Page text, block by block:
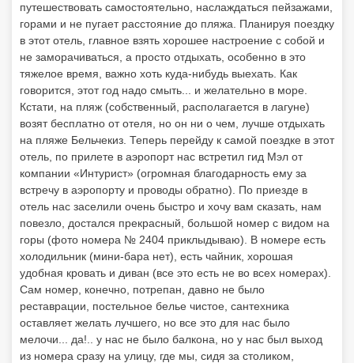
путешествовать самостоятельно, наслаждаться пейзажами,
горами и не пугает расстояние до пляжа. Планируя поездку
в этот отель, главное взять хорошее настроение с собой и
не заморачиваться, а просто отдыхать, особенно в это
тяжелое время, важно хоть куда-нибудь выехать. Как
говорится, этот год надо смыть... и желательно в море.
Кстати, на пляж (собственный, располагается в лагуне)
возят бесплатно от отеля, но он ни о чем, лучше отдыхать
на пляже Бельчекиз. Теперь перейду к самой поездке в этот
отель, по прилете в аэропорт нас встретил гид Мэл от
компании «Интурист» (огромная благодарность ему за
встречу в аэропорту и проводы обратно). По приезде в
отель нас заселили очень быстро и хочу вам сказать, нам
повезло, достался прекрасный, большой номер с видом на
горы (фото номера № 2404 приклыдываю). В номере есть
холодильник (мини-бара нет), есть чайник, хорошая
удобная кровать и диван (все это есть не во всех номерах).
Сам номер, конечно, потрепан, давно не было
реставрации, постельное белье чистое, сантехника
оставляет желать лучшего, но все это для нас было
мелочи... да!.. у нас не было балкона, но у нас был выход
из номера сразу на улицу, где мы, сидя за столиком,